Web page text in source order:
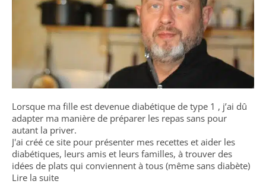
Lorsque ma fille est devenue diabétique de type 1 , j’ai dû
adapter ma manière de préparer les repas sans pour
autant la priver.
J'ai créé ce site pour présenter mes recettes et aider les
diabétiques, leurs amis et leurs familles, à trouver des
idées de plats qui conviennent à tous (même sans diabète)
Lire la suite